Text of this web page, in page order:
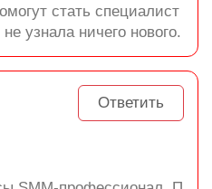
стать специалист
узнала ничего нового.
Ответить